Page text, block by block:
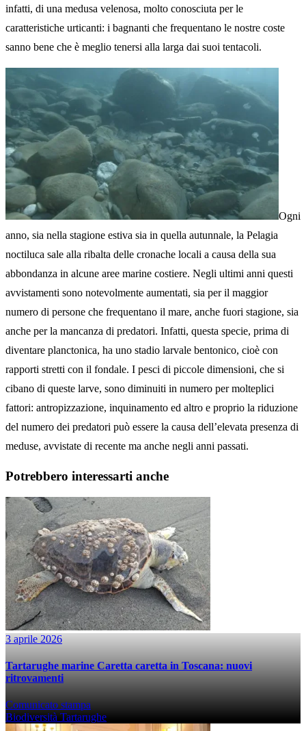
infatti, di una medusa velenosa, molto conosciuta per le
caratteristiche urticanti: i bagnanti che frequentano le nostre coste
sanno bene che è meglio tenersi alla larga dai suoi tentacoli.
Ogni
anno, sia nella stagione estiva sia in quella autunnale, la Pelagia
noctiluca sale alla ribalta delle cronache locali a causa della sua
abbondanza in alcune aree marine costiere. Negli ultimi anni questi
avvistamenti sono notevolmente aumentati, sia per il maggior
numero di persone che frequentano il mare, anche fuori stagione, sia
anche per la mancanza di predatori. Infatti, questa specie, prima di
diventare planctonica, ha uno stadio larvale bentonico, cioè con
rapporti stretti con il fondale. I pesci di piccole dimensioni, che si
cibano di queste larve, sono diminuiti in numero per molteplici
fattori: antropizzazione, inquinamento ed altro e proprio la riduzione
del numero dei predatori può essere la causa dell’elevata presenza di
meduse, avvistate di recente ma anche negli anni passati.
Potrebbero interessarti anche
3 aprile 2026
Tartarughe marine Caretta caretta in Toscana: nuovi
ritrovamenti
Comunicato stampa
Biodiversità Tartarughe